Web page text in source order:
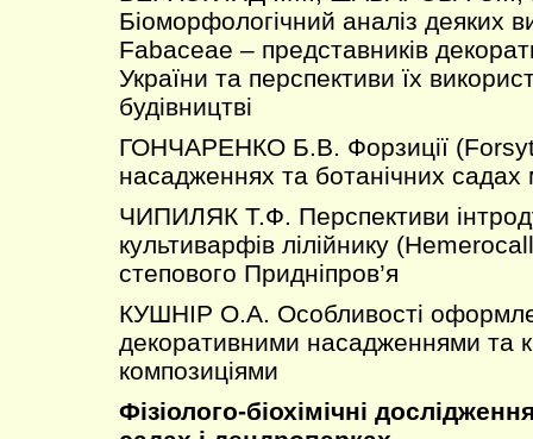
Біоморфологічний аналіз деяких
Fabaceae – представників
України та перспективи їх
будівництві
ГОНЧАРЕНКО Б.В. Форзиції
насадженнях та ботанічних садах
ЧИПИЛЯК Т.Ф. Перспективи
культиварфів лілійнику
степового Придніпров’я
КУШНІР О.А. Особливості
декоративними насадженнями та
композиціями
Фізіолого-біохімічні